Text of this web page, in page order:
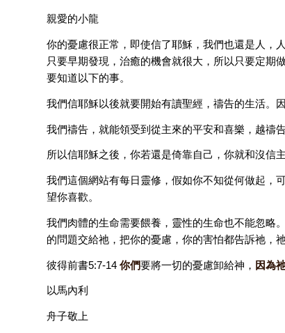
親愛的小龍
你的憂慮很正常，即使信了耶穌，我們也還是人，
只要早期發現，治癒的機會就很大，所以只要定期
要知道以下的事。
我們信耶穌以後就要開始有讀聖經，禱告的生活。
我們禱告，就能領受到從主來的平安和喜樂，越禱
所以信耶穌之後，你若還是倚靠自己，你就和沒信主
我們這個網站有每日靈修，假如你不知從何做起，
望你喜歡。
我們肉體的生命需要餵養，靈性的生命也不能忽略
的問題交給祂，把你的憂慮，你的害怕都告訴祂，
彼得前書5:7-14 你們要將一切的憂慮卸給神， 因為
以馬內利
舟子敬上